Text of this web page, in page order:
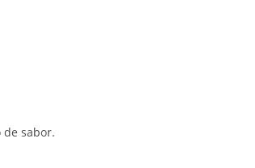
de sabor.